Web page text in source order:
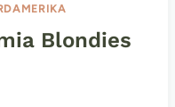
Blondies